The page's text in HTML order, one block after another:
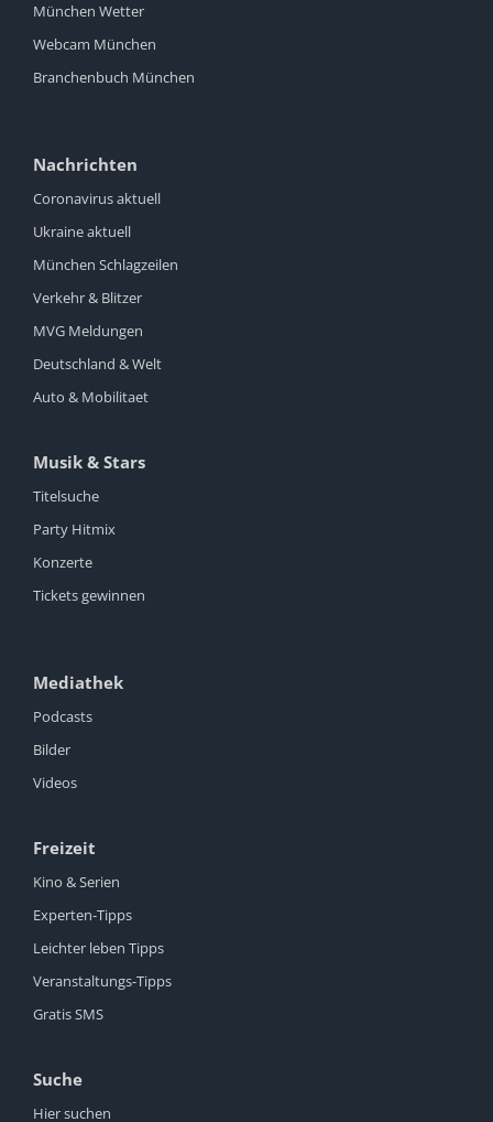
München Wetter
Webcam München
Branchenbuch München
Nachrichten
Coronavirus aktuell
Ukraine aktuell
München Schlagzeilen
Verkehr & Blitzer
MVG Meldungen
Deutschland & Welt
Auto & Mobilitaet
Musik & Stars
Titelsuche
Party Hitmix
Konzerte
Tickets gewinnen
Mediathek
Podcasts
Bilder
Videos
Freizeit
Kino & Serien
Experten-Tipps
Leichter leben Tipps
Veranstaltungs-Tipps
Gratis SMS
Suche
Hier suchen